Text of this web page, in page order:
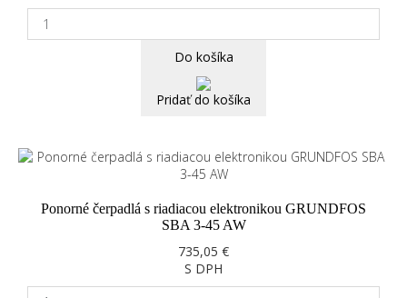
Do košíka
Pridať do košíka
Ponorné čerpadlá s riadiacou elektronikou GRUNDFOS
SBA 3-45 AW
735,05 €
S DPH